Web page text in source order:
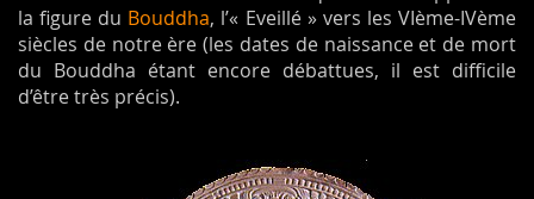
la figure du Bouddha, l’« Eveillé » vers les VIème-IVème
siècles de notre ère (les dates de naissance et de mort
du Bouddha étant encore débattues, il est difficile
d’être très précis).